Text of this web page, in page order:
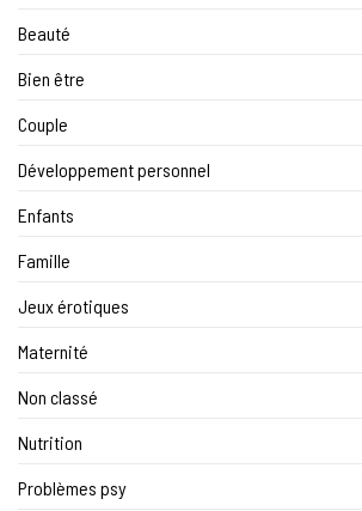
Beauté
Bien être
Couple
Développement personnel
Enfants
Famille
Jeux érotiques
Maternité
Non classé
Nutrition
Problèmes psy